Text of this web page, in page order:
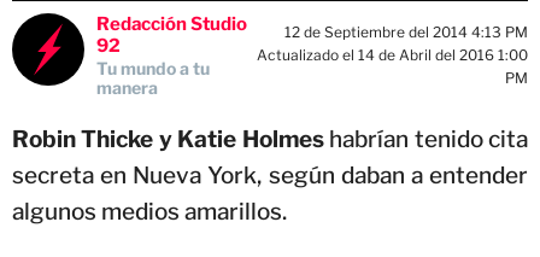
Redacción Studio
92
Tu mundo a tu
manera
12 de Septiembre del 2014 4:13 PM
Actualizado el 14 de Abril del 2016 1:00
PM
Robin Thicke y Katie Holmeshabrían tenido cita
secreta en Nueva York, según daban a entender
algunos medios amarillos.